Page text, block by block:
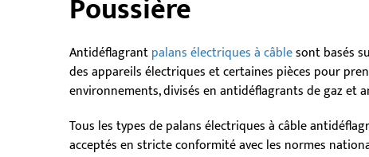
Poussière
Antidéflagrantpalans électriques à câblesont basés
des appareils électriques et certaines pièces pour
environnements, divisés en antidéflagrants de gaz et
Tous les types de palans électriques à câble
acceptés en stricte conformité avec les normes